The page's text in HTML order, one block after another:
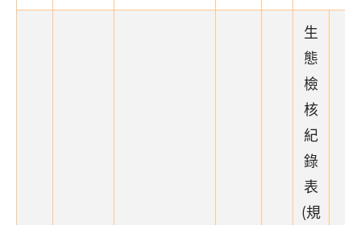
生
態
檢
核
紀
錄
表
(規